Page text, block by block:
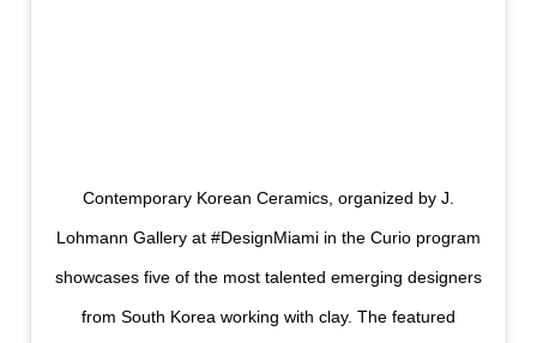
Contemporary Korean Ceramics, organized by J.
Lohmann Gallery at #DesignMiami in the Curio program
showcases five of the most talented emerging designers
from South Korea working with clay. The featured